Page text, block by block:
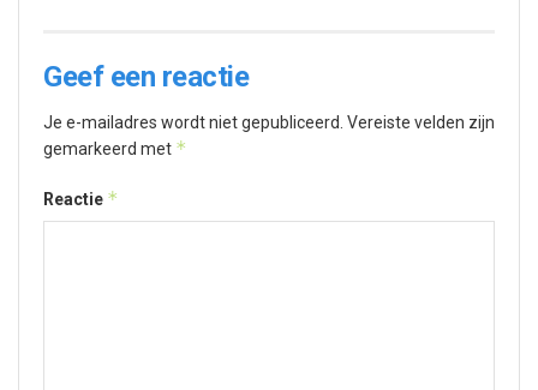
Geef een reactie
Je e-mailadres wordt niet gepubliceerd. Vereiste velden zijn
gemarkeerd met *
Reactie *